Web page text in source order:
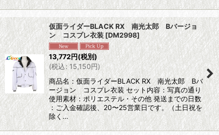
仮面ライダーBLACK RX 南光太郎 Bバージョ
ン コスプレ衣装[DM2998]
13,772円(税別)
(税込: 15,150円)
商品名：仮面ライダーBLACK RX 南光太郎 Bバ
ージョン コスプレ衣装 セット内容：写真の通り
使用素材：ポリエステル・その他 発送までの日数
：ご入金確認後、20〜25営業日です。（土日祝を
除く…